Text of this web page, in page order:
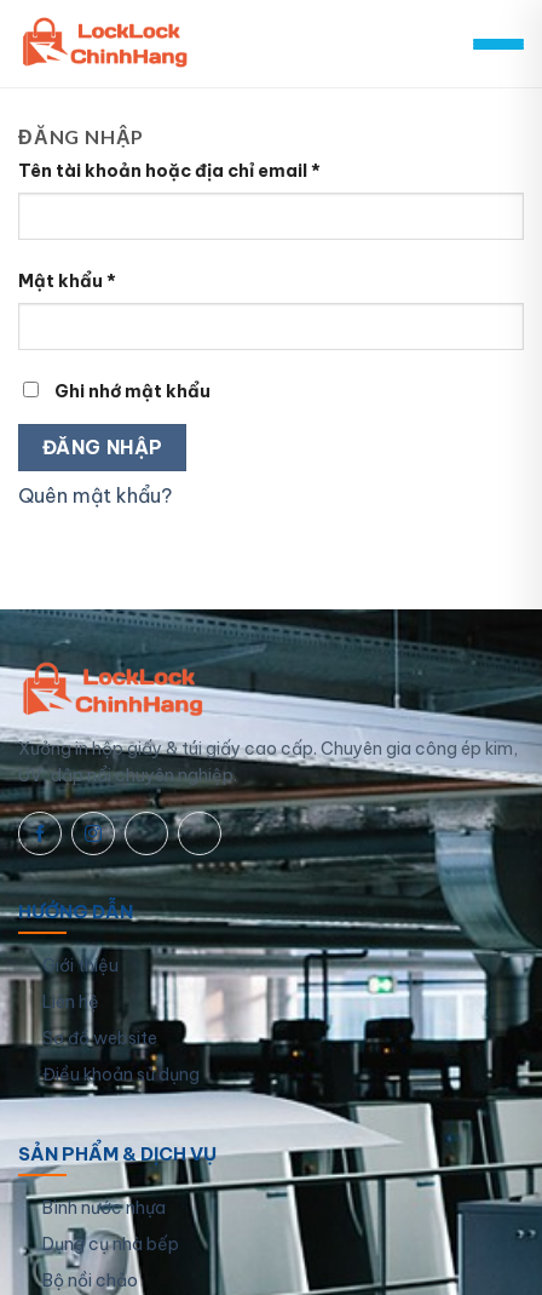
Skip
content
ĐĂNG NHẬP
Tên tài khoản hoặc địa chỉ email*
Mật khẩu *
Ghi nhớ mật khẩu
ĐĂNG NHẬP
Quên mật khẩu?
Xưởng in hộp giấy & túi giấy cao cấp. Chuyên gia công ép kim,
UV, dập nổi chuyên nghiệp.
HƯỚNG DẪN
Giới thiệu
Liên hệ
Sơ đồ website
Điều khoản sử dụng
SẢN PHẨM & DỊCH VỤ
Bình nước nhựa
Dụng cụ nhà bếp
Bộ nồi chảo